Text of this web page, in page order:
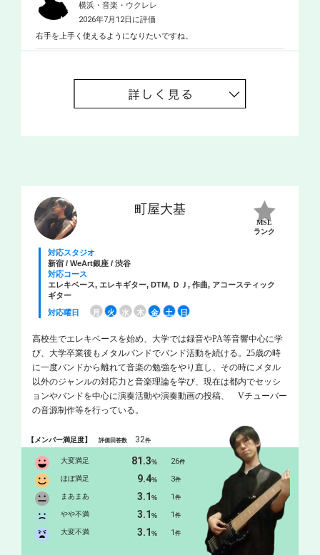
横浜・音楽・ウクレレ
2026年7月12日に評価
右手を上手く使えるようになりたいですね。
町屋大基
MSL
ランク
対応スタジオ
新宿 / WeArt銀座 / 渋谷
対応コース
エレキベース, エレキギター, DTM, ＤＪ, 作曲, アコースティック
ギター
対応曜日
月 火 水 木 金 土 日
高校生でエレキベースを始め、大学では録音やPA等音響中心に学
び、大学卒業後もメタルバンドでバンド活動を続ける。25歳の時
に一度バンドから離れて音楽の勉強をやり直し、その時にメタル
以外のジャンルの対応力と音楽理論を学び、現在は都内でセッシ
ョンやバンドを中心に演奏活動や演奏動画の投稿、 Vチューバー
の音源制作等を行っている。
【メンバー満足度】評価回答数 32件
大変満足 81.3% 26件
ほぼ満足 9.4% 3件
まあまあ 3.1% 1件
やや不満 3.1% 1件
大変不満 3.1% 1件